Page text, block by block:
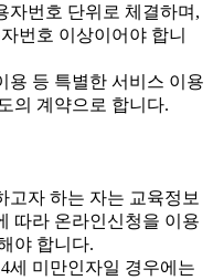
번호 단위로 체결하며,
번호 이상이어야 합니
등 특별한 서비스 이용
의 계약으로 합니다.
자 하는 자는 교육정보
따라 온라인신청을 이용
야 합니다.
미만인자일 경우에는